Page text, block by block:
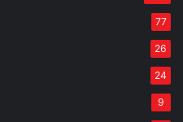
77
26
24
9